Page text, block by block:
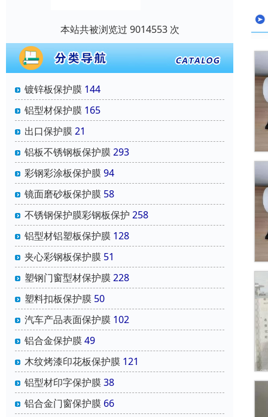
本站共被浏览过 9014553 次
镀锌板保护膜 144
铝型材保护膜 165
出口保护膜21
铝板不锈钢板保护膜293
彩钢彩涂板保护膜94
镜面磨砂板保护膜 58
不锈钢保护膜彩钢板保护 258
铝型材铝塑板保护膜 128
夹心彩钢板保护膜 51
塑钢门窗型材保护膜228
塑料扣板保护膜 50
汽车产品表面保护膜 102
铝合金保护膜49
木纹烤漆印花板保护膜 121
铝型材印字保护膜38
铝合金门窗保护膜 66